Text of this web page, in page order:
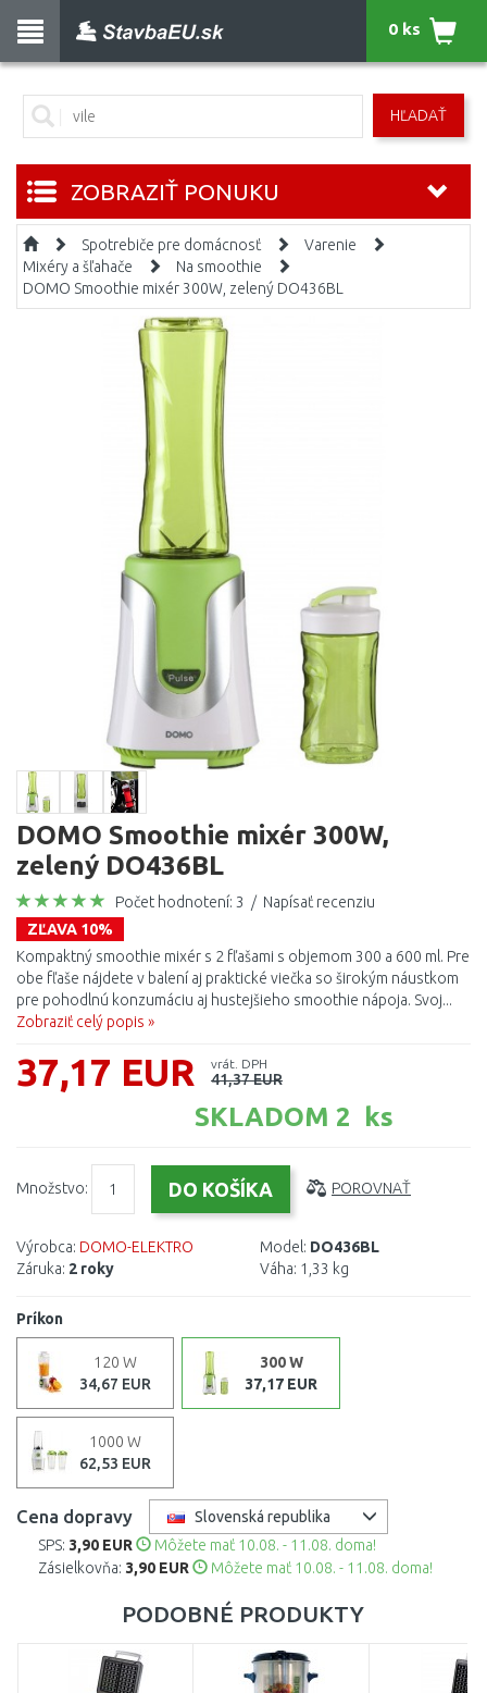
HĽADAŤ
0 ks
ZOBRAZIŤ PONUKU
Spotrebiče pre domácnosť
Varenie
Mixéry a šľahače
Na smoothie
DOMO Smoothie mixér 300W, zelený DO436BL
DOMO Smoothie mixér 300W,
zelený DO436BL
Počet hodnotení: 3 / Napísať recenziu
ZĽAVA 10%
Kompaktný smoothie mixér s 2 fľašami s objemom 300 a 600 ml. Pre
obe fľaše nájdete v balení aj praktické viečka so širokým náustkom
pre pohodlnú konzumáciu aj hustejšieho smoothie nápoja. Svoj...
Zobraziť celý popis »
37,17 EUR vrát. DPH
41,37 EUR
SKLADOM 2 ks
Množstvo: POROVNAŤ
Výrobca: DOMO-ELEKTRO
Záruka: 2 roky
Model: DO436BL
Váha: 1,33 kg
Príkon
120 W
34,67 EUR
300 W
37,17 EUR
1000 W
62,53 EUR
Cena dopravy
Slovenská republika
SPS: 3,90 EUR
Môžete mať 10.08. - 11.08. doma!
Zásielkovňa: 3,90 EUR Môžete mať 10.08. - 11.08. doma!
PODOBNÉ PRODUKTY